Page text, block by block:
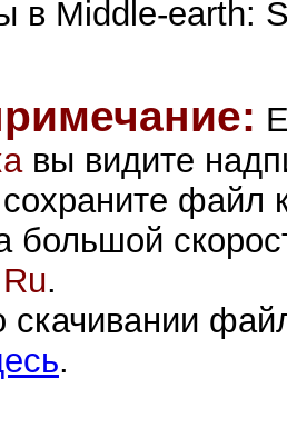
в Middle-earth:
авы видите
сохраните файл
большой
.
скачивании
.